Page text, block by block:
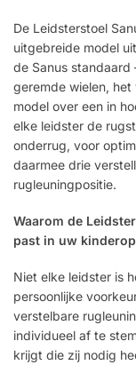
De Leidsterstoel
uitgebreide model
de Sanus
geremde wielen,
model over een in
elke leidster de
onderrug, voor
daarmee drie
rugleuningpositie.
Waarom de
past in uw
Niet elke leidster is
persoonlijke
verstelbare
individueel af te
krijgt die zij nodig